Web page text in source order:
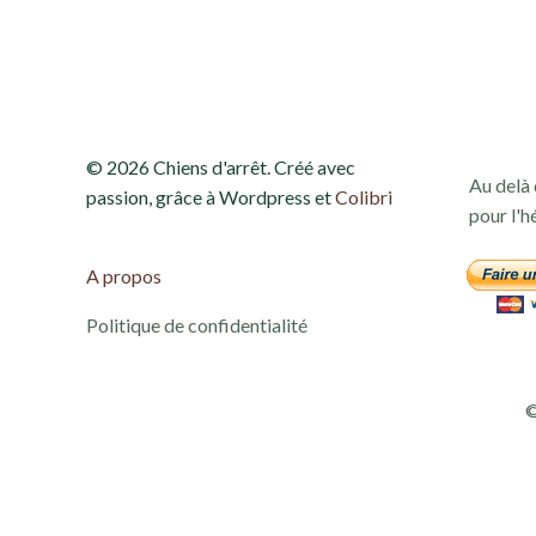
© 2026 Chiens d'arrêt. Créé avec
passion, grâce à Wordpress etColibri
A propos
Politique de confidentialité
Au delà
pour